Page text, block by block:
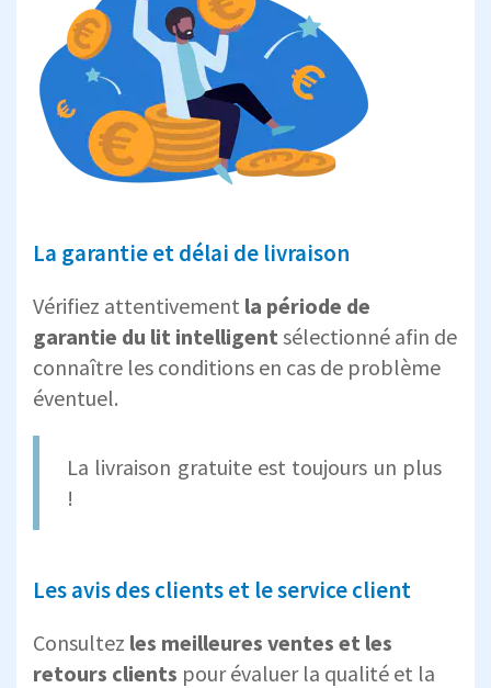
La garantie et délai de livraison
Vérifiez attentivement la période de
garantie du lit intelligent sélectionné afin de
connaître les conditions en cas de problème
éventuel.
La livraison gratuite est toujours un plus
!
Les avis des clients et le service client
Consultez les meilleures ventes et les
retours clients pour évaluer la qualité et la